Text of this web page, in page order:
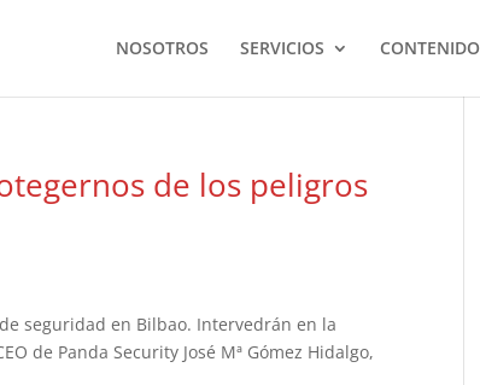
NOSOTROS SERVICIOS CONTENIDO
de los peligros
seguridad en Bilbao. Intervedrán en la
de Panda Security José Mª Gómez Hidalgo,